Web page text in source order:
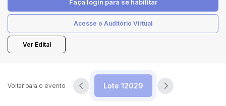
Faça login para se habilitar
Acesse o Auditório Virtual
Ver Edital
Voltar para o evento